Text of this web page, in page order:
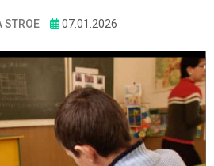
STROE 07.01.2026